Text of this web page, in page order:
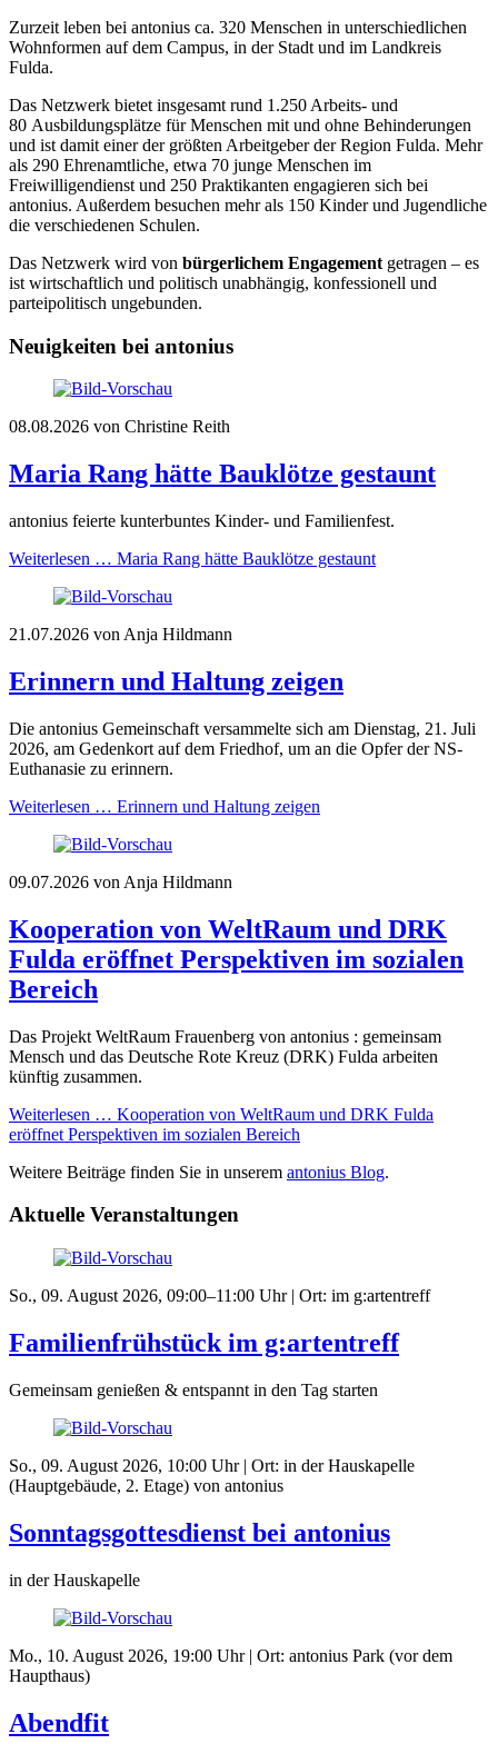
Zurzeit leben bei antonius ca. 320 Menschen in unterschiedlichen
Wohnformen auf dem Campus, in der Stadt und im Landkreis
Fulda.
Das Netzwerk bietet insgesamt rund 1.250 Arbeits- und
80 Ausbildungsplätze für Menschen mit und ohne Behinderungen
und ist damit einer der größten Arbeitgeber der Region Fulda. Mehr
als 290 Ehrenamtliche, etwa 70 junge Menschen im
Freiwilligendienst und 250 Praktikanten engagieren sich bei
antonius. Außerdem besuchen mehr als 150 Kinder und Jugendliche
die verschiedenen Schulen.
Das Netzwerk wird von bürgerlichem Engagement getragen – es
ist wirtschaftlich und politisch unabhängig, konfessionell und
parteipolitisch ungebunden.
Neuigkeiten bei antonius
08.08.2026 von Christine Reith
Maria Rang hätte Bauklötze gestaunt
antonius feierte kunterbuntes Kinder- und Familienfest.
Weiterlesen … Maria Rang hätte Bauklötze gestaunt
21.07.2026 von Anja Hildmann
Erinnern und Haltung zeigen
Die antonius Gemeinschaft versammelte sich am Dienstag, 21. Juli
2026, am Gedenkort auf dem Friedhof, um an die Opfer der NS-
Euthanasie zu erinnern.
Weiterlesen … Erinnern und Haltung zeigen
09.07.2026 von Anja Hildmann
Kooperation von WeltRaum und DRK
Fulda eröffnet Perspektiven im sozialen
Bereich
Das Projekt WeltRaum Frauenberg von antonius : gemeinsam
Mensch und das Deutsche Rote Kreuz (DRK) Fulda arbeiten
künftig zusammen.
Weiterlesen … Kooperation von WeltRaum und DRK Fulda
eröffnet Perspektiven im sozialen Bereich
Weitere Beiträge finden Sie in unserem antonius Blog.
Aktuelle Veranstaltungen
So., 09. August 2026, 09:00–11:00 Uhr | Ort: im g:artentreff
Familienfrühstück im g:artentreff
Gemeinsam genießen & entspannt in den Tag starten
So., 09. August 2026, 10:00 Uhr | Ort: in der Hauskapelle
(Hauptgebäude, 2. Etage) von antonius
Sonntagsgottesdienst bei antonius
in der Hauskapelle
Mo., 10. August 2026, 19:00 Uhr | Ort: antonius Park (vor dem
Haupthaus)
Abendfit